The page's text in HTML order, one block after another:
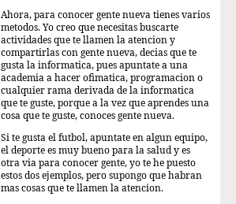
Ahora, para conocer gente nueva tienes varios
metodos. Yo creo que necesitas buscarte
actividades que te llamen la atencion y
compartirlas con gente nueva, decias que te
gusta la informatica, pues apuntate a una
academia a hacer ofimatica, programacion o
cualquier rama derivada de la informatica
que te guste, porque a la vez que aprendes una
cosa que te guste, conoces gente nueva.
Si te gusta el futbol, apuntate en algun equipo,
el deporte es muy bueno para la salud y es
otra via para conocer gente, yo te he puesto
estos dos ejemplos, pero supongo que habran
mas cosas que te llamen la atencion.